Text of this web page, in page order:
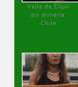
Valle de Elqui
sin minería.
Chile